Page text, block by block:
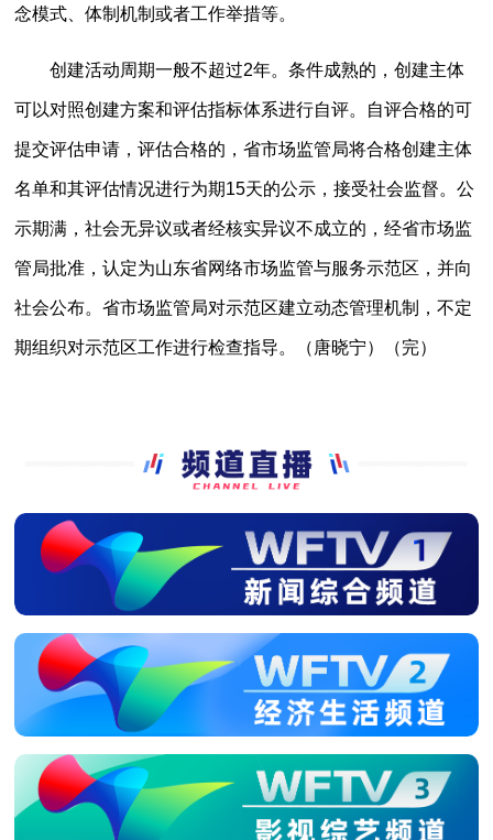
念模式、体制机制或者工作举措等。
创建活动周期一般不超过2年。条件成熟的，创建主体
可以对照创建方案和评估指标体系进行自评。自评合格的可
提交评估申请，评估合格的，省市场监管局将合格创建主体
名单和其评估情况进行为期15天的公示，接受社会监督。公
示期满，社会无异议或者经核实异议不成立的，经省市场监
管局批准，认定为山东省网络市场监管与服务示范区，并向
社会公布。省市场监管局对示范区建立动态管理机制，不定
期组织对示范区工作进行检查指导。（唐晓宁）（完）